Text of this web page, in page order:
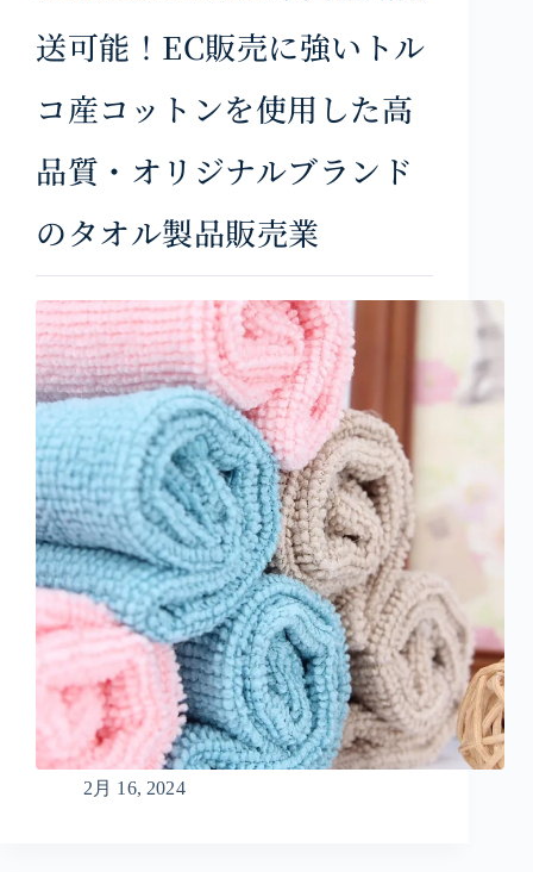
送可能！EC販売に強いトル
コ産コットンを使用した高
品質・オリジナルブランド
のタオル製品販売業
2月 16, 2024